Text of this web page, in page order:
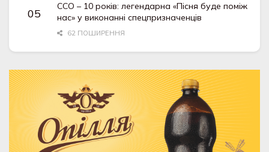
ССО – 10 років: легендарна «Пісня буде поміж
нас» у виконанні спецпризначенців
62 ПОШИРЕННЯ